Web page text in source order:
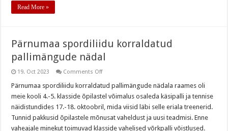
Read More »
Pärnumaa spordiliidu korraldatud
pallimängude nädal
19. Oct 2023 Comments Offon
spordiliidu
korraldatud
pallimängude
nädal
Pärnumaa spordiliidu korraldatud pallimängude nädala raames oli
meie kooli 4.-5. klasside õpilastel võimalus osaleda käsipalli ja tennise
näidistundides 17.-18. oktoobril, mida viisid läbi selle eriala treenerid.
Tunnid pakkusid õpilastele mõnusat vaheldust ja uusi teadmisi. Enne
vaheajale minekut toimuvad klasside vahelised võrkpalli võistlused.